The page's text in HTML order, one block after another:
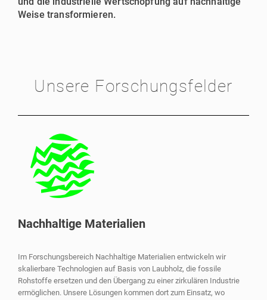
Weise transformieren.
Unsere Forschungsfelder
Nachhaltige Materialien
Im Forschungsbereich Nachhaltige Materialien entwickeln wir
skalierbare Technologien auf Basis von Laubholz, die fossile
Rohstoffe ersetzen und den Übergang zu einer zirkulären Industrie
ermöglichen. Unsere Lösungen kommen dort zum Einsatz, wo